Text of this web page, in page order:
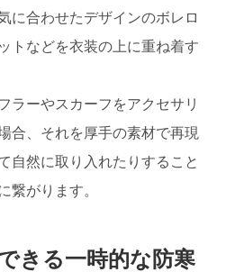
に合わせたデザインのボレロ
トなどを衣装の上に重ね着す
ラーやスカーフをアクセサリ
合、それを厚手の素材で再現
自然に取り入れたりすること
繋がります。
きる一時的な防寒